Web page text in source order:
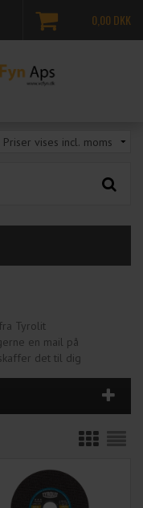
0,00 DKK
Tyrolit
en mail på
det til dig